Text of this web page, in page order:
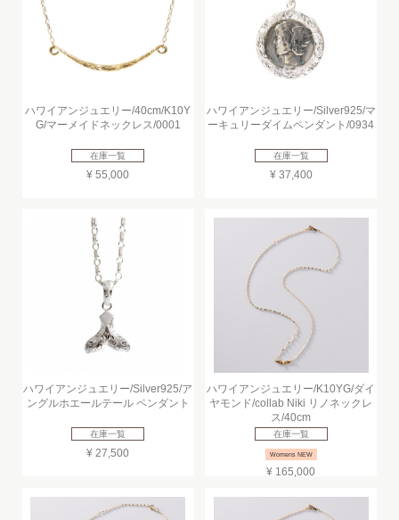
ハワイアンジュエリー/40cm/K10Y
G/マーメイドネックレス/0001
在庫一覧
¥ 55,000
ハワイアンジュエリー/Silver925/マ
ーキュリーダイムペンダント/0934
在庫一覧
¥ 37,400
ハワイアンジュエリー/Silver925/ア
ングルホエールテール ペンダント
在庫一覧
¥ 27,500
ハワイアンジュエリー/K10YG/ダイ
ヤモンド/collab Niki リノネックレ
ス/40cm
在庫一覧
Womens NEW
¥ 165,000